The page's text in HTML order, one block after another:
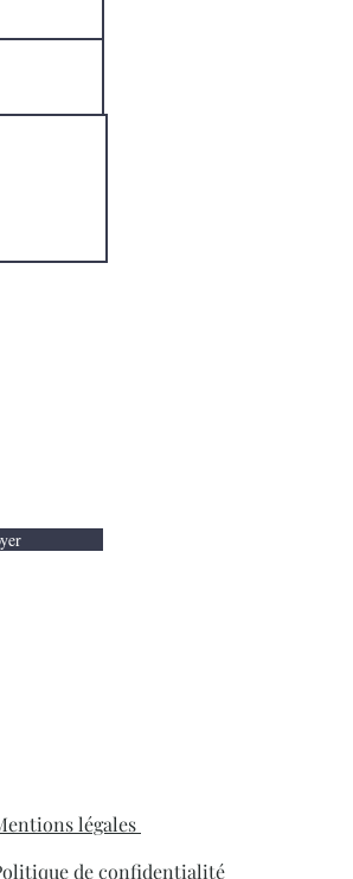
légales
de confidentialité